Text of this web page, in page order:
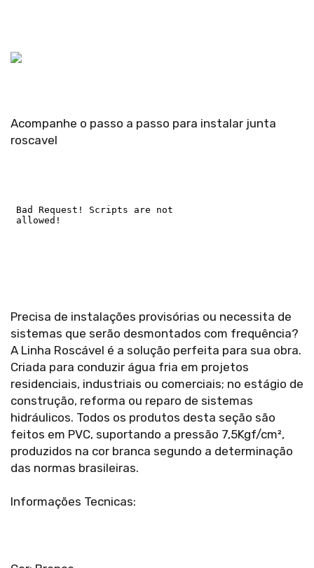
Acompanhe o passo a passo para instalar junta
roscavel
Precisa de instalações provisórias ou necessita de
sistemas que serão desmontados com frequência?
A Linha Roscável é a solução perfeita para sua obra.
Criada para conduzir água fria em projetos
residenciais, industriais ou comerciais; no estágio de
construção, reforma ou reparo de sistemas
hidráulicos. Todos os produtos desta seção são
feitos em PVC, suportando a pressão 7,5Kgf/cm²,
produzidos na cor branca segundo a determinação
das normas brasileiras.
Informações Tecnicas: